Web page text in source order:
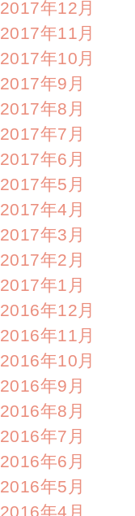
2017年12月
2017年11月
2017年10月
2017年9月
2017年8月
2017年7月
2017年6月
2017年5月
2017年4月
2017年3月
2017年2月
2017年1月
2016年12月
2016年11月
2016年10月
2016年9月
2016年8月
2016年7月
2016年6月
2016年5月
2016年4月